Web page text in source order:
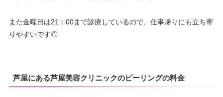
また金曜日は21：00まで診療しているので、仕事帰りにも立ち寄
りやすいです◎
芦屋にある芦屋美容クリニックのピーリングの料金